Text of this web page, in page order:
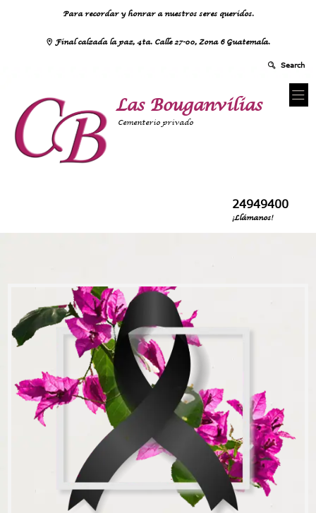
Para recordar y honrar a nuestros seres queridos.
Final calzada la paz, 4ta. Calle 27-00, Zona 6 Guatemala.
Las Bouganvilias
Cementerio privado
24949400
¡Llámanos!